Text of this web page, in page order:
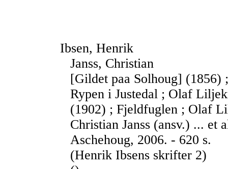
Ibsen, Henrik
Janss, Christian
[Gildet paa Solhoug] (1856)
Rypen i Justedal ; Olaf
(1902) ; Fjeldfuglen ; Olaf
Christian Janss (ansv.) ... et
Aschehoug, 2006. - 620 s.
(Henrik Ibsens skrifter 2)